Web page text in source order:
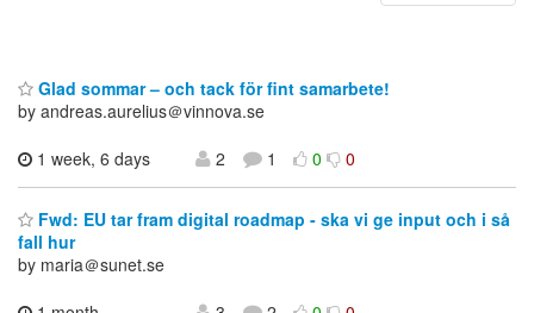
Glad sommar – och tack för fint samarbete!
by andreas.aurelius＠vinnova.se
1 week, 6 days
2 1 0 0
Fwd: EU tar fram digital roadmap - ska vi ge input och i så
fall hur
by maria＠sunet.se